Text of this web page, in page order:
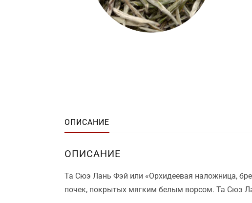
ОПИСАНИЕ
ОПИСАНИЕ
Та Сюэ Лань Фэй или «Орхидеевая наложница,
почек, покрытых мягким белым ворсом. Та Сюэ